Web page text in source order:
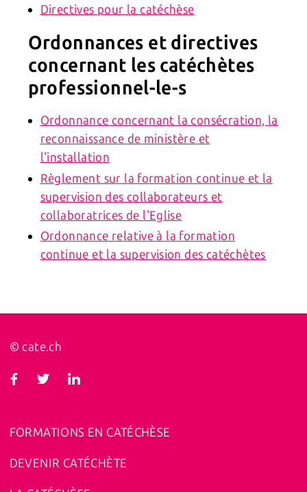
Directives pour la catéchèse
Ordonnances et directives
concernant les catéchètes
professionnel-le-s
Ordonnance concernant la consécration, la
reconnaissance de ministère et
l'installation
Règlement sur la formation continue et la
supervision des collaborateurs et
collaboratrices de l'Eglise
Ordonnance relative à la formation
continue et la supervision des catéchètes
© cate.ch
FORMATIONS EN CATÉCHÈSE
DEVENIR CATÉCHÈTE